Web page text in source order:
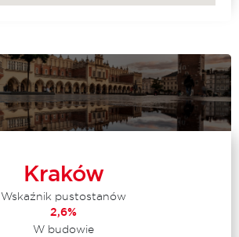
Kraków
Wskaźnik pustostanów
2,6%
W budowie